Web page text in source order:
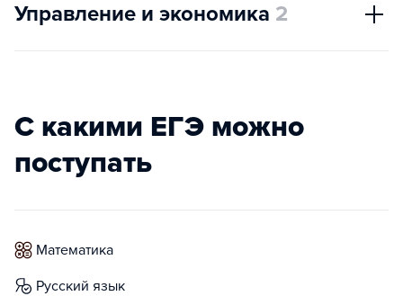
Управление и экономика 2
С какими ЕГЭ можно
поступать
математика
русский язык